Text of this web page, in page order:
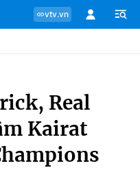
vtv.vn
Real
Kairat